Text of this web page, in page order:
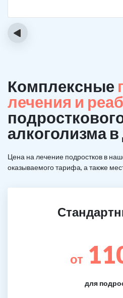
‹
Комплексные
лечения и
алкоголизма
Цена на лечение подростков в
оказываемого тарифа, а также
от
для